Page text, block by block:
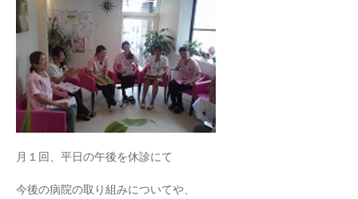
月１回、平日の午後を休診にて
今後の病院の取り組みについてや、